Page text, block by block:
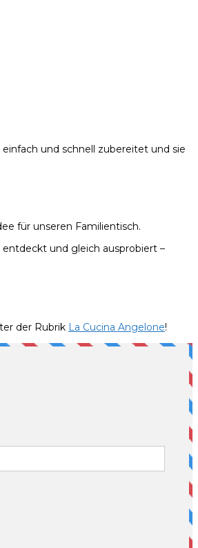
und schnell zubereitet und sie
für unseren Familientisch.
und gleich ausprobiert –
der Rubrik La Cucina Angelone!